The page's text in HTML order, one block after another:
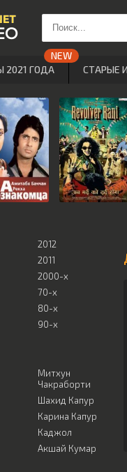
2012
2011
2000-х
70-х
80-х
90-х
Митхун
Чакраборти
Шахид Капур
Карина Капур
Каджол
Акшай Кумар
ГОДА СТАРЫЕ